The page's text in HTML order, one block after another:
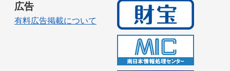
広告
有料広告掲載について